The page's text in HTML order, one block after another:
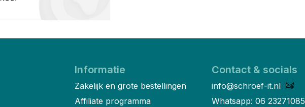
Informatie
Zakelijk en grote bestellingen
Affiliate programma
Contact & socials
info@schroef-it.nl
Whatsapp: 06 23271085